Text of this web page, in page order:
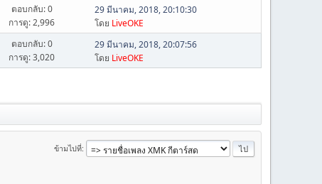
ตอบกลับ: 0
การดู: 2,996
29 มีนาคม, 2018, 20:10:30
โดย LiveOKE
ตอบกลับ: 0
การดู: 3,020
29 มีนาคม, 2018, 20:07:56
โดย LiveOKE
ข้ามไปที่